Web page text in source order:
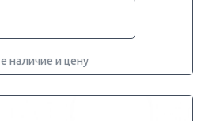
наличие и цену